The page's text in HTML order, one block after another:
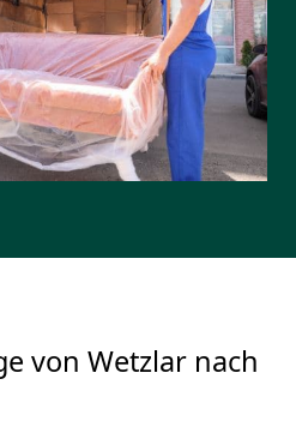
von Wetzlar nach